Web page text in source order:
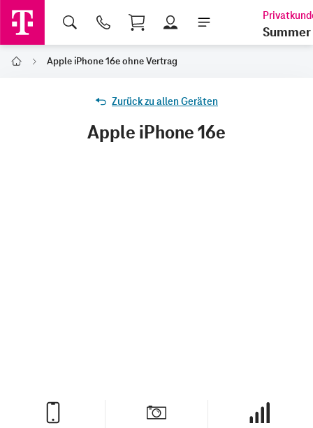
Shopping Cart
Summer
Home Apple iPhone 16e ohne Vertrag
Zurück zu allen Geräten
Apple iPhone 16e